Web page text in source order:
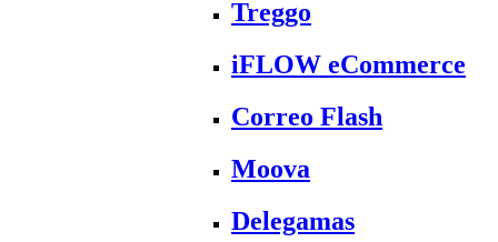
Treggo
iFLOW eCommerce
Correo Flash
Moova
Delegamas